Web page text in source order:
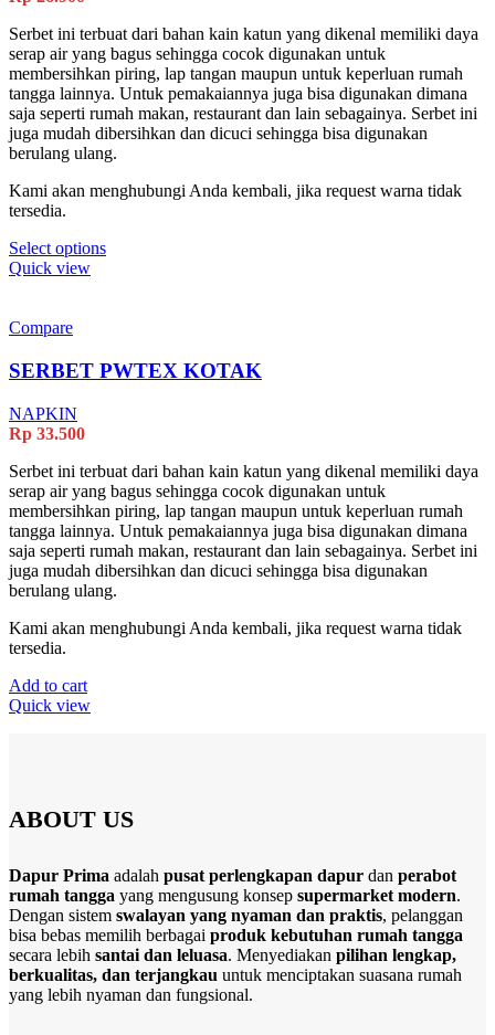
Serbet ini terbuat dari bahan kain katun yang dikenal memiliki daya
serap air yang bagus sehingga cocok digunakan untuk
membersihkan piring, lap tangan maupun untuk keperluan rumah
tangga lainnya. Untuk pemakaiannya juga bisa digunakan dimana
saja seperti rumah makan, restaurant dan lain sebagainya. Serbet ini
juga mudah dibersihkan dan dicuci sehingga bisa digunakan
berulang ulang.
Kami akan menghubungi Anda kembali, jika request warna tidak
tersedia.
Select options
Quick view
Compare
SERBET PWTEX KOTAK
NAPKIN
Rp 33.500
Serbet ini terbuat dari bahan kain katun yang dikenal memiliki daya
serap air yang bagus sehingga cocok digunakan untuk
membersihkan piring, lap tangan maupun untuk keperluan rumah
tangga lainnya. Untuk pemakaiannya juga bisa digunakan dimana
saja seperti rumah makan, restaurant dan lain sebagainya. Serbet ini
juga mudah dibersihkan dan dicuci sehingga bisa digunakan
berulang ulang.
Kami akan menghubungi Anda kembali, jika request warna tidak
tersedia.
Add to cart
Quick view
ABOUT US
Dapur Prima adalah pusat perlengkapan dapur dan perabot
rumah tangga yang mengusung konsep supermarket modern.
Dengan sistem swalayan yang nyaman dan praktis, pelanggan
bisa bebas memilih berbagai produk kebutuhan rumah tangga
secara lebih santai dan leluasa. Menyediakan pilihan lengkap,
berkualitas, dan terjangkau untuk menciptakan suasana rumah
yang lebih nyaman dan fungsional.